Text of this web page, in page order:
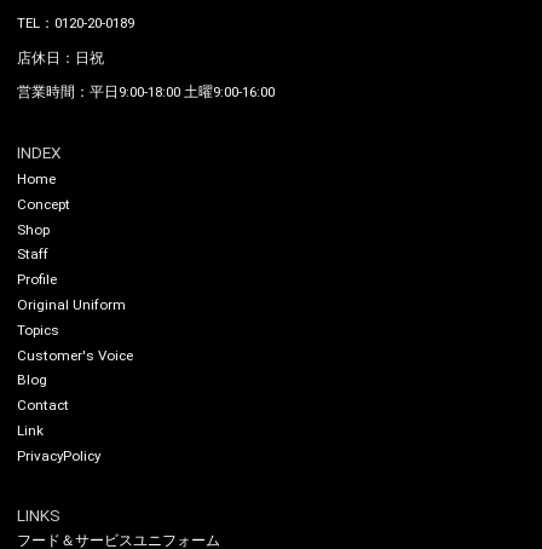
TEL：0120-20-0189
店休日：日祝
営業時間：平日9:00-18:00 土曜9:00-16:00
INDEX
Home
Concept
Shop
Staff
Profile
Original Uniform
Topics
Customer's Voice
Blog
Contact
Link
PrivacyPolicy
LINKS
フード＆サービスユニフォーム